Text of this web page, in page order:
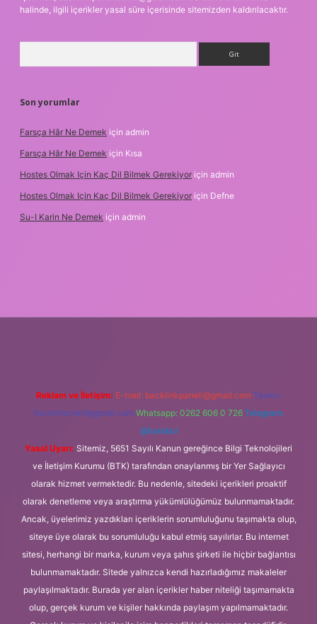
halinde, ilgili içerikler yasal süre içerisinde sitemizden kaldırılacaktır.
Son yorumlar
Farsça Hâr Ne Demek için admin
Farsça Hâr Ne Demek için Kısa
Hostes Olmak Için Kaç Dil Bilmek Gerekiyor için admin
Hostes Olmak Için Kaç Dil Bilmek Gerekiyor için Defne
Su-I Karin Ne Demek için admin
Reklam ve İletişim: E-mail: backlinkpaneli@gmail.com Teams:
forumhizmeti@gmail.com Whatsapp: 0262 606 0 726 Telegram:
@karabul
Yasal Uyarı: Sitemiz, 5651 Sayılı Kanun gereğince Bilgi Teknolojileri
ve İletişim Kurumu (BTK) tarafından onaylanmış bir Yer Sağlayıcı
olarak hizmet vermektedir. Bu nedenle, sitedeki içerikleri proaktif
olarak denetleme veya araştırma yükümlülüğümüz bulunmamaktadır.
Ancak, üyelerimiz yazdıkları içeriklerin sorumluluğunu taşımakta olup,
siteye üye olarak bu sorumluluğu kabul etmiş sayılırlar. Bu internet
sitesi, herhangi bir marka, kurum veya şahıs şirketi ile hiçbir bağlantısı
bulunmamaktadır. Sitede yalnızca kendi hazırladığımız makaleler
paylaşılmaktadır. Burada yer alan içerikler haber niteliği taşımamakta
olup, gerçek kurum ve kişiler hakkında paylaşım yapılmamaktadır.